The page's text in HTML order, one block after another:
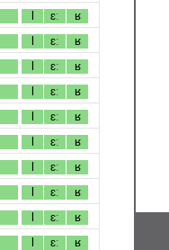
l ɛː ʁ
l ɛː ʁ
l ɛː ʁ
l ɛː ʁ
l ɛː ʁ
l ɛː ʁ
l ɛː ʁ
l ɛː ʁ
l ɛː ʁ
l ɛː ʁ